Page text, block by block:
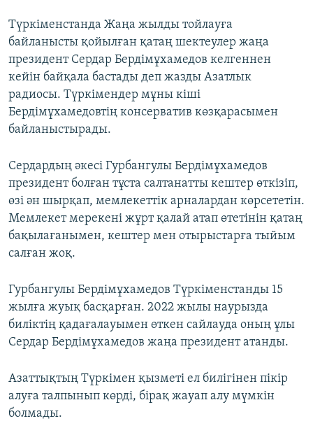
Түркіменстанда Жаңа жылды тойлауға
байланысты қойылған қатаң шектеулер жаңа
президент Сердар Бердімұхамедов келгеннен
кейін байқала бастады деп жазды Азатлык
радиосы. Түркімендер мұны кіші
Бердімұхамедовтің консерватив көзқарасымен
байланыстырады.
Сердардың әкесі Гурбангулы Бердімұхамедов
президент болған тұста салтанатты кештер өткізіп,
өзі ән шырқап, мемлекеттік арналардан көрсететін.
Мемлекет мерекені жұрт қалай атап өтетінін қатаң
бақылағанымен, кештер мен отырыстарға тыйым
салған жоқ.
Гурбангулы Бердімұхамедов Түркіменстанды 15
жылға жуық басқарған. 2022 жылы наурызда
биліктің қадағалауымен өткен сайлауда оның ұлы
Сердар Бердімұхамедов жаңа президент атанды.
Азаттықтың Түркімен қызметі ел билігінен пікір
алуға талпынып көрді, бірақ жауап алу мүмкін
болмады.